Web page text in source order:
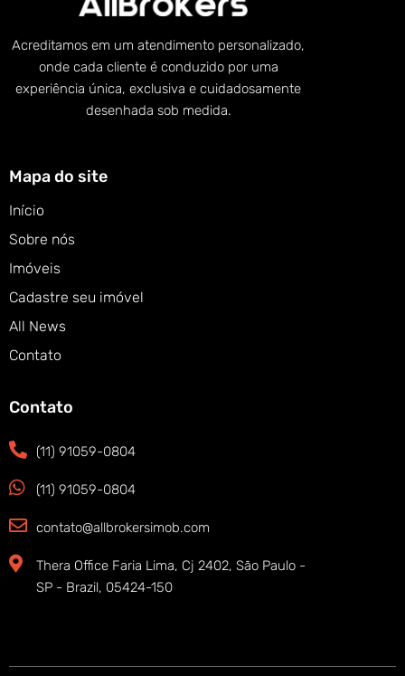
Acreditamos em um atendimento personalizado,
onde cada cliente é conduzido por uma
experiência única, exclusiva e cuidadosamente
desenhada sob medida.
Mapa do site
Início
Sobre nós
Imóveis
Cadastre seu imóvel
All News
Contato
Contato
(11) 91059-0804
(11) 91059-0804
contato@allbrokersimob.com
Thera Office Faria Lima, Cj 2402, São Paulo -
SP - Brazil, 05424-150